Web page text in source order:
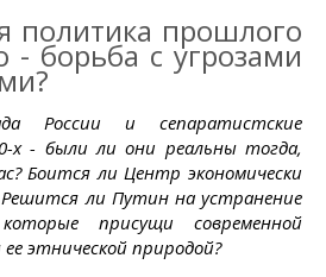
политика прошлого
- борьба с угрозами
России и сепаратистские
х - были ли они реальны тогда,
Боится ли Центр экономически
Решится ли Путин на устранение
присущи современной
этнической природой?